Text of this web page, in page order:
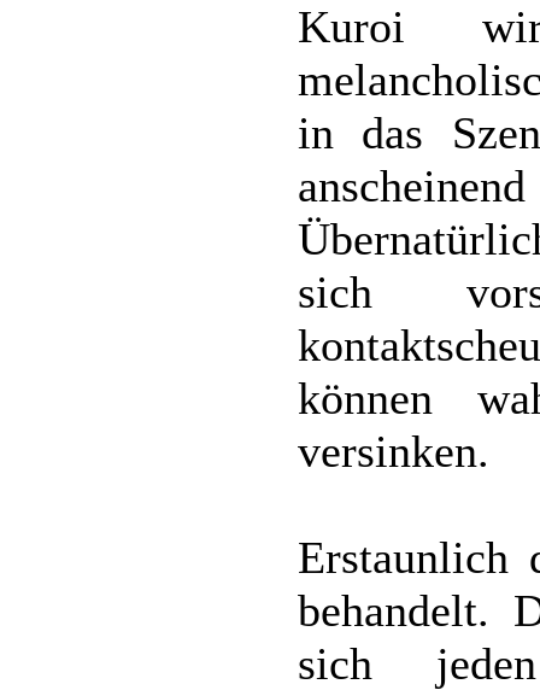
Kuroi
in das
sich
können
versinken.
Erstaunlich
behandelt.
sich